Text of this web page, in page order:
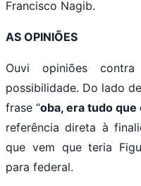
Francisco Nagib.
AS OPINIÕES
Ouvi opiniões
possibilidade. Do lado
frase “oba, era tudo
referência direta à
que vem que teria
para federal.